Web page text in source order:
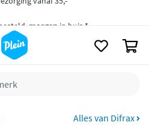
besteld,
retourneren
Alles van Difrax